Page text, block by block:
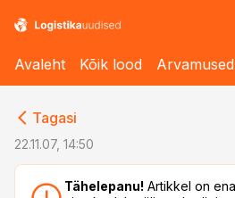
Avaleht Kõik lood Arvamused
Tagasi
22.11.07, 14:50
Tähelepanu! Artikkel on